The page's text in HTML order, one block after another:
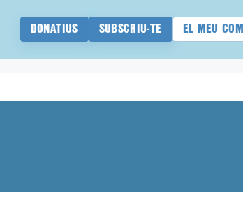
DONATIUS SUBSCRIU-TE EL MEU